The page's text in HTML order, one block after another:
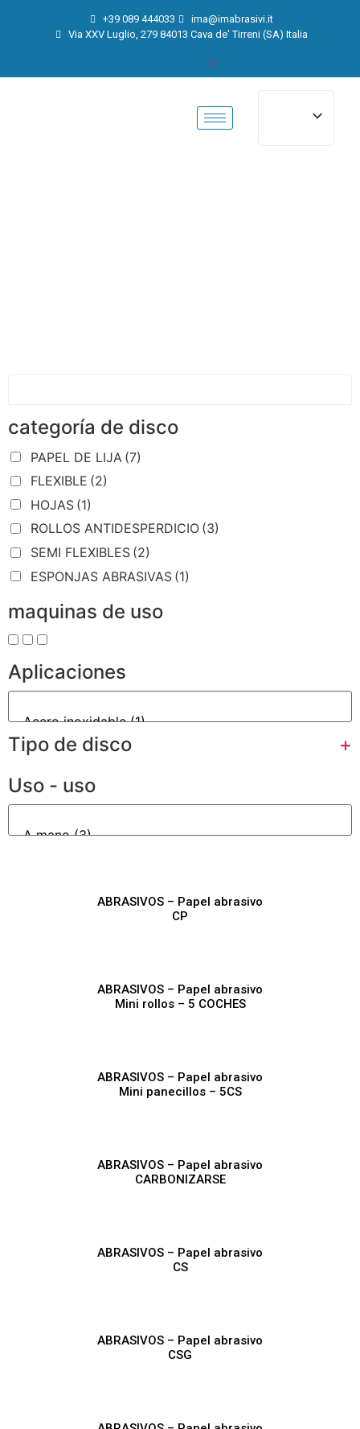
+39 089 444033
ima@imabrasivi.it
Via XXV Luglio, 279 84013 Cava de' Tirreni (SA) Italia
categoría de disco
PAPEL DE LIJA (7)
FLEXIBLE (2)
HOJAS (1)
ROLLOS ANTIDESPERDICIO (3)
SEMI FLEXIBLES (2)
ESPONJAS ABRASIVAS (1)
maquinas de uso
Aplicaciones
Tipo de disco
+
Uso - uso
ABRASIVOS – Papel abrasivo
CP
ABRASIVOS – Papel abrasivo
Mini rollos – 5 COCHES
ABRASIVOS – Papel abrasivo
Mini panecillos – 5CS
ABRASIVOS – Papel abrasivo
CARBONIZARSE
ABRASIVOS – Papel abrasivo
CS
ABRASIVOS – Papel abrasivo
CSG